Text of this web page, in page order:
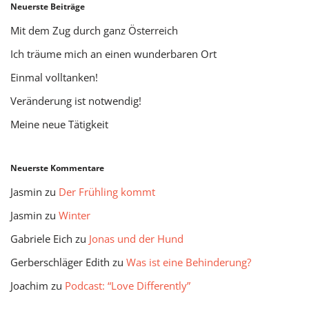
Neuerste Beiträge
Mit dem Zug durch ganz Österreich
Ich träume mich an einen wunderbaren Ort
Einmal volltanken!
Veränderung ist notwendig!
Meine neue Tätigkeit
Neuerste Kommentare
Jasmin zu Der Frühling kommt
Jasmin zu Winter
Gabriele Eich zu Jonas und der Hund
Gerberschläger Edith zu Was ist eine Behinderung?
Joachim zu Podcast: “Love Differently”